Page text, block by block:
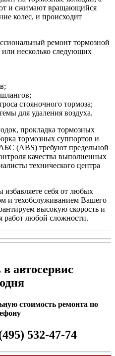
и сжимают вращающийся
колес, и происходит
ремонт тормозной
несколько следующих
стояночного тормоза;
для удаления воздуха.
прокладка тормозных
тормозных суппортов и
(ABS) требуют предельной
качества выполненных
технического центра
себя от любых
и техобслуживанием Вашего
высокую скорость и
работ любой сложности.
автосервис
стоимость ремонта по
532-47-74